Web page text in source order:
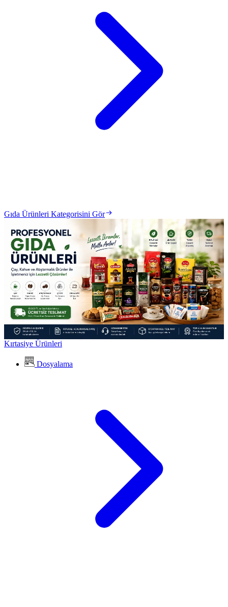
Gıda Ürünleri Kategorisini Gör
Kırtasiye Ürünleri
Dosyalama